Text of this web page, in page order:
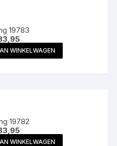
19783
WINKELWAGEN
19782
WINKELWAGEN